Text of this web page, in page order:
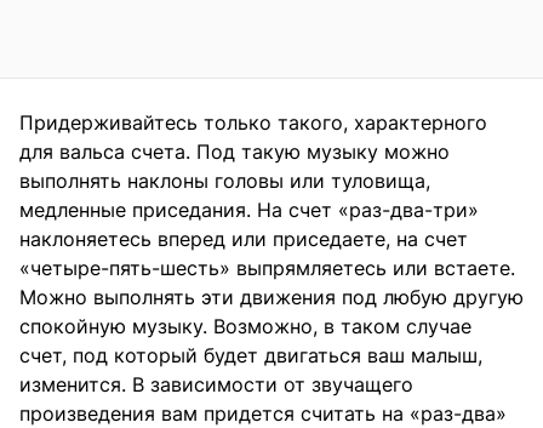
Придерживайтесь только такого, характерного
для вальса счета. Под такую музыку можно
выполнять наклоны головы или туловища,
медленные приседания. На счет «раз-два-три»
наклоняетесь вперед или приседаете, на счет
«четыре-пять-шесть» выпрямляетесь или встаете.
Можно выполнять эти движения под любую другую
спокойную музыку. Возможно, в таком случае
счет, под который будет двигаться ваш малыш,
изменится. В зависимости от звучащего
произведения вам придется считать на «раз-два»